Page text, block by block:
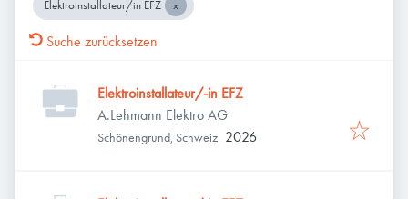
Elektroinstallateur/in EFZ
Suche zurücksetzen
Elektroinstallateur/-in EFZ
A.Lehmann Elektro AG
Schönengrund, Schweiz 2026